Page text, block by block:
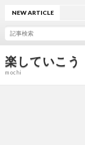
楽していこう
mochi
NEW ARTICLE